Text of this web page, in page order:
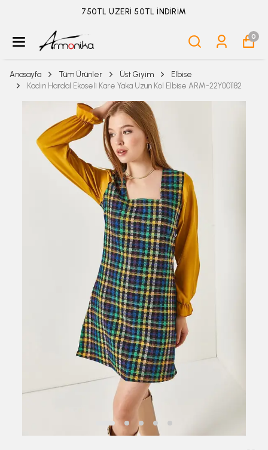
ÜYELİKSİZ SİPARİŞ İADE TALEBİ İÇİN TIKLA
0
Anasayfa Tüm Ürünler Üst Giyim
Elbise
Kadın Hardal Ekoseli Kare Yaka Uzun Kol Elbise ARM-22Y001182